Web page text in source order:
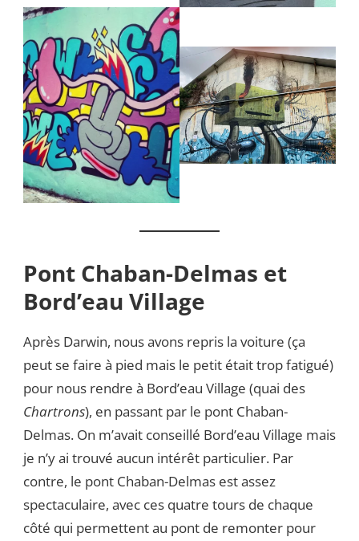
Pont Chaban-Delmas et
Bord’eau Village
Après Darwin, nous avons repris la voiture (ça
peut se faire à pied mais le petit était trop fatigué)
pour nous rendre à Bord’eau Village (quai des
Chartrons), en passant par le pont Chaban-
Delmas. On m’avait conseillé Bord’eau Village mais
je n’y ai trouvé aucun intérêt particulier. Par
contre, le pont Chaban-Delmas est assez
spectaculaire, avec ces quatre tours de chaque
côté qui permettent au pont de remonter pour